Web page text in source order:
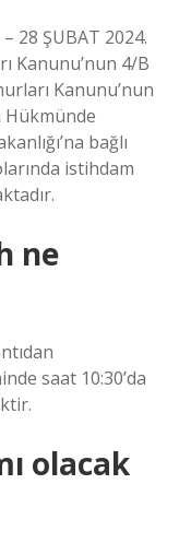
28 ŞUBAT 2024.
Kanunu’nun 4/B
Kanunu’nun
Hükmünde
bağlı
istihdam
ne
saat 10:30’da
olacak